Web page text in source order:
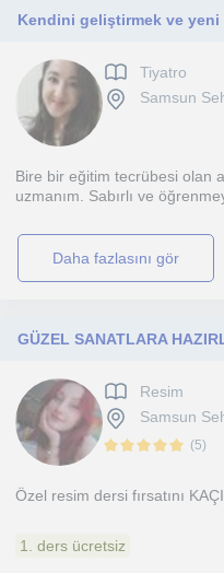
Tiyatro
Samsun
Bire bir eğitim tecrübesi olan
uzmanım. Sabırlı ve
daha fazlasını gör
Resim
Samsun
(5)
Özel resim dersi fırsatını
1. ders ücretsiz